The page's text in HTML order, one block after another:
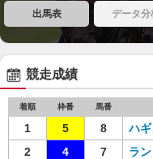
出馬表 データ分
競走成績
着順 枠番 馬番
1 5 8 ハ
2
4 7 ラ